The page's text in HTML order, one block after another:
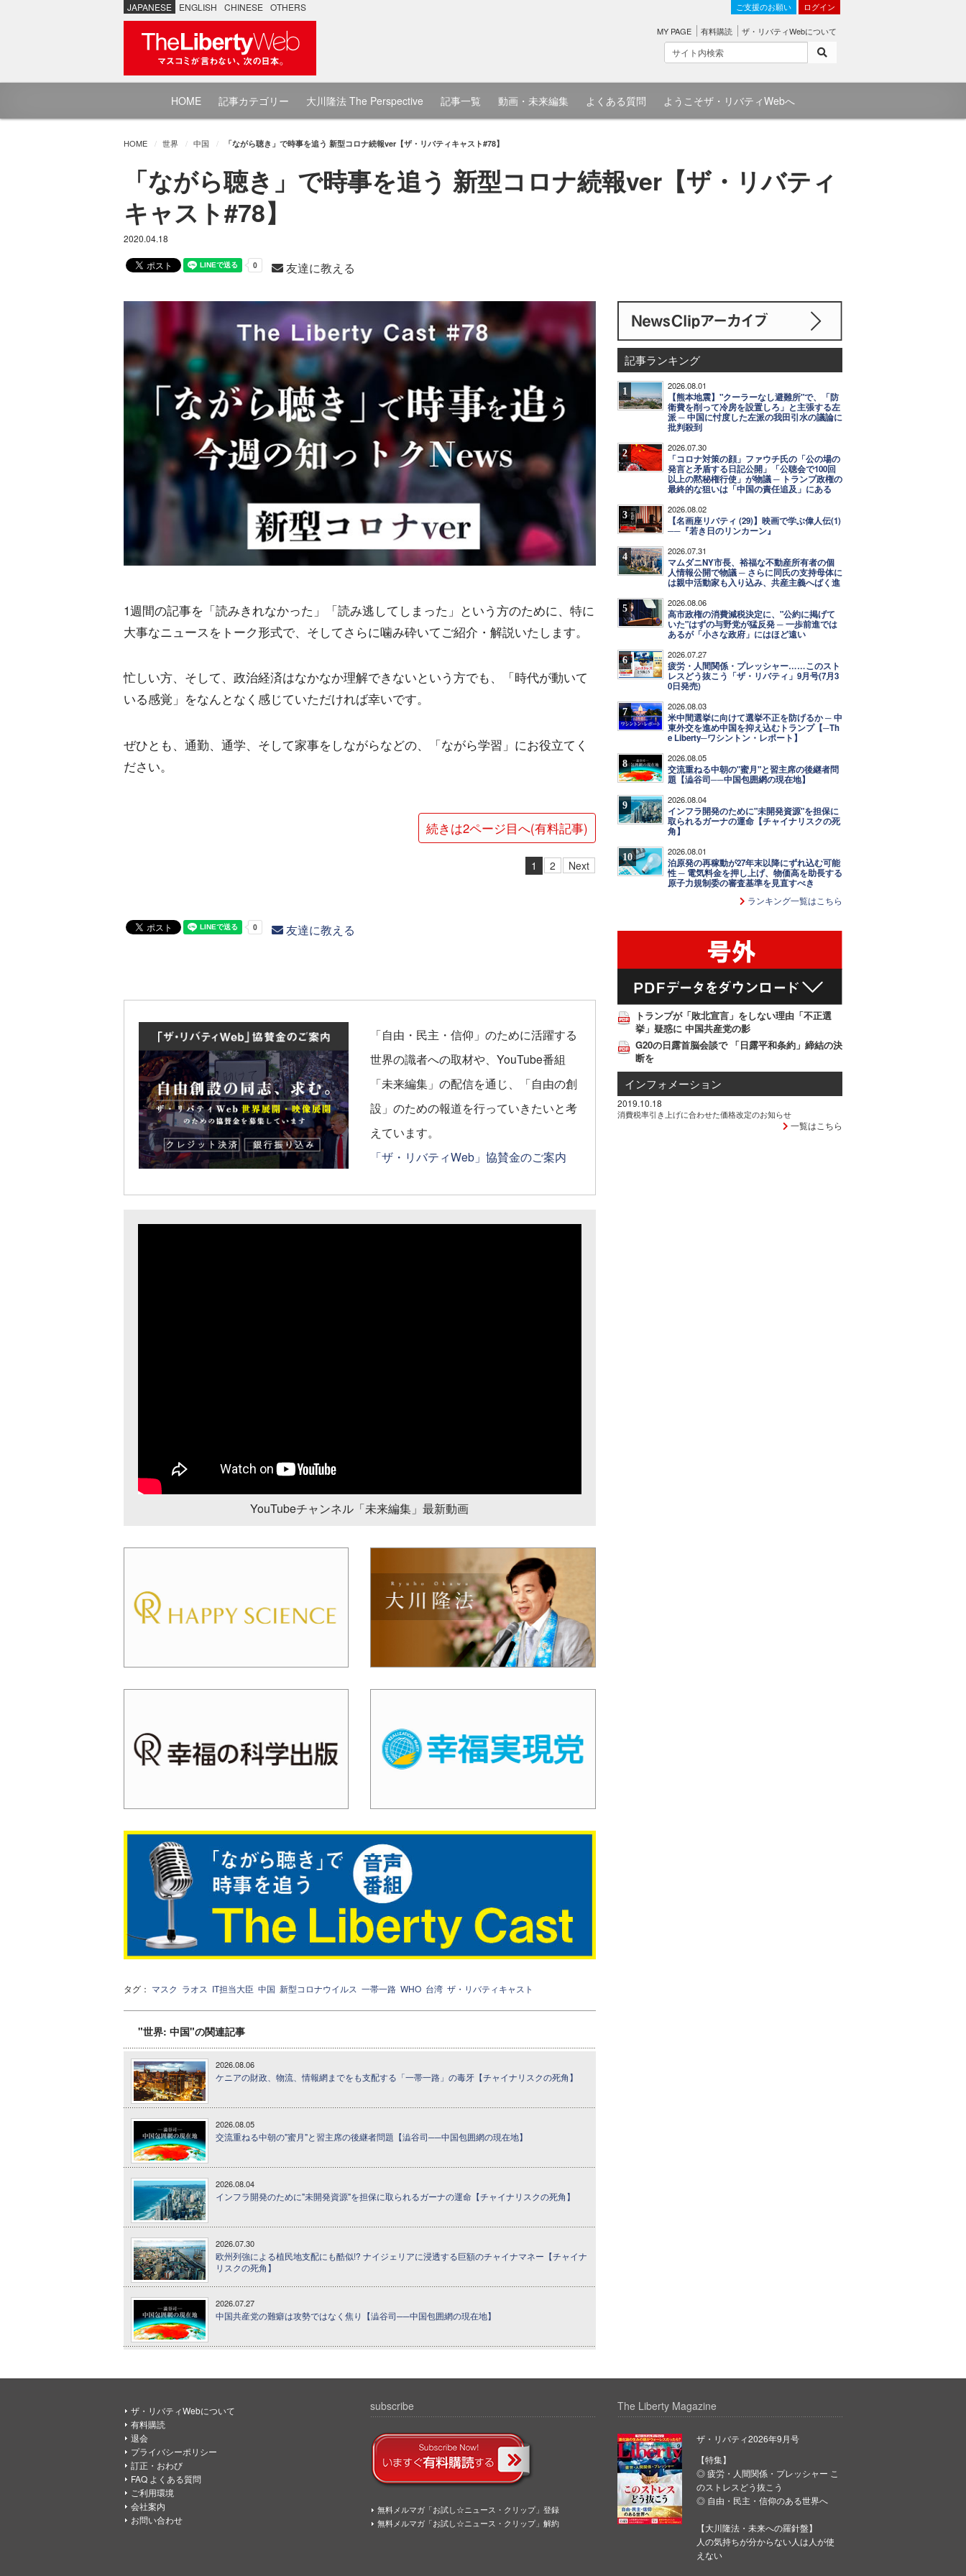
JAPANESE ENGLISH CHINESE OTHERS ご支援のお願い ログイン
MY PAGE 有料購読 ザ・リバティWebについて
HOME 記事カテゴリー 大川隆法 The Perspective 記事一覧 動画・未来編集 よくある質問 ようこそザ・リバティWebへ
HOME 世界 中国 「ながら聴き」で時事を追う 新型コロナ続報ver【ザ・リバティキャスト#78】
「ながら聴き」で時事を追う 新型コロナ続報ver【ザ・リバティ
キャスト#78】
2020.04.18
友達に教える
1週間の記事を「読みきれなかった」「読み逃してしまった」という方のために、特に
大事なニュースをトーク形式で、そしてさらに噛み砕いてご紹介・解説いたします。
忙しい方、そして、政治経済はなかなか理解できないという方でも、「時代が動いて
いる感覚」をなんとなく感じていただければ幸いです。
ぜひとも、通勤、通学、そして家事をしながらなどの、「ながら学習」にお役立てく
ださい。
続きは2ページ目へ(有料記事)
1 2 Next
友達に教える
「自由・民主・信仰」のために活躍する
世界の識者への取材や、YouTube番組
「未来編集」の配信を通じ、「自由の創
設」のための報道を行っていきたいと考
えています。
「ザ・リバティWeb」協賛金のご案内
YouTubeチャンネル「未来編集」最新動画
タグ： マスク ラオス IT担当大臣 中国 新型コロナウイルス 一帯一路 WHO 台湾 ザ・リバティキャスト
"世界: 中国"の関連記事
2026.08.06
ケニアの財政、物流、情報網までをも支配する「一帯一路」の毒牙【チャイナリスクの死角】
2026.08.05
交流重ねる中朝の"蜜月"と習主席の後継者問題【澁谷司──中国包囲網の現在地】
2026.08.04
インフラ開発のために"未開発資源"を担保に取られるガーナの運命【チャイナリスクの死角】
2026.07.30
欧州列強による植民地支配にも酷似!? ナイジェリアに浸透する巨額のチャイナマネー【チャイナ
リスクの死角】
2026.07.27
中国共産党の難癖は攻勢ではなく焦り【澁谷司──中国包囲網の現在地】
記事ランキング
1 2026.08.01
【熊本地震】"クーラーなし避難所"で、「防
衛費を削って冷房を設置しろ」と主張する左
派 ─ 中国に忖度した左派の我田引水の議論に
批判殺到
2 2026.07.30
「コロナ対策の顔」ファウチ氏の「公の場の
発言と矛盾する日記公開」「公聴会で100回
以上の黙秘権行使」が物議 ─ トランプ政権の
最終的な狙いは「中国の責任追及」にある
3 2026.08.02
【名画座リバティ (29)】映画で学ぶ偉人伝(1)
──『若き日のリンカーン』
4 2026.07.31
マムダニNY市長、裕福な不動産所有者の個
人情報公開で物議 ─ さらに同氏の支持母体に
は親中活動家も入り込み、共産主義へばく進
5 2026.08.06
高市政権の消費減税決定に、"公約に掲げて
いた"はずの与野党が猛反発 ─ 一歩前進では
あるが「小さな政府」にはほど遠い
6 2026.07.27
疲労・人間関係・プレッシャー……このスト
レスどう抜こう「ザ・リバティ」9月号(7月3
0日発売)
7 2026.08.03
米中間選挙に向けて選挙不正を防げるか ─ 中
東外交を進め中国を抑え込むトランプ【─Th
e Liberty─ワシントン・レポート】
8 2026.08.05
交流重ねる中朝の"蜜月"と習主席の後継者問
題【澁谷司──中国包囲網の現在地】
9 2026.08.04
インフラ開発のために"未開発資源"を担保に
取られるガーナの運命【チャイナリスクの死
角】
10 2026.08.01
泊原発の再稼動が27年末以降にずれ込む可能
性 ─ 電気料金を押し上げ、物価高を助長する
原子力規制委の審査基準を見直すべき
ランキング一覧はこちら
トランプが「敗北宣言」をしない理由「不正選
挙」疑惑に 中国共産党の影
G20の日露首脳会談で 「日露平和条約」締結の決
断を
インフォメーション
2019.10.18
消費税率引き上げに合わせた価格改定のお知らせ
一覧はこちら
ザ・リバティWebについて
有料購読
退会
プライバシーポリシー
訂正・おわび
FAQ よくある質問
ご利用環境
会社案内
お問い合わせ
subscribe
無料メルマガ「お試し☆ニュース・クリップ」登録
無料メルマガ「お試し☆ニュース・クリップ」解約
The Liberty Magazine
ザ・リバティ2026年9月号
【特集】
◎ 疲労・人間関係・プレッシャー こ
のストレスどう抜こう
◎ 自由・民主・信仰のある世界へ
【大川隆法・未来への羅針盤】
人の気持ちが分からない人は人が使
えない